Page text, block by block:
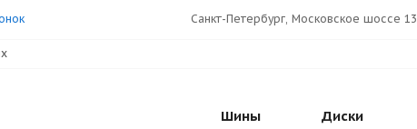
Санкт-Петербург, Московское шоссе 13
Шины Диски